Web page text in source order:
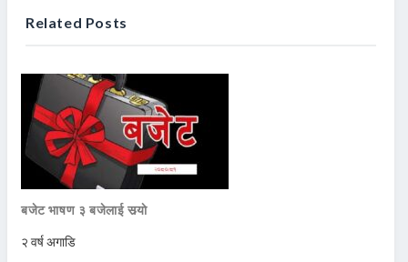
Related Posts
बजेट भाषण ३ बजेलाई सर्‍याे
२ वर्ष अगाडि